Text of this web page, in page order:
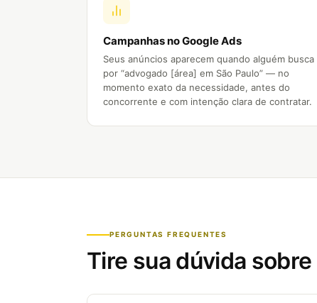
Campanhas no Google Ads
Seus anúncios aparecem quando alguém busca
por “advogado [área] em São Paulo” — no
momento exato da necessidade, antes do
concorrente e com intenção clara de contratar.
PERGUNTAS FREQUENTES
Tire sua dúvida sobre